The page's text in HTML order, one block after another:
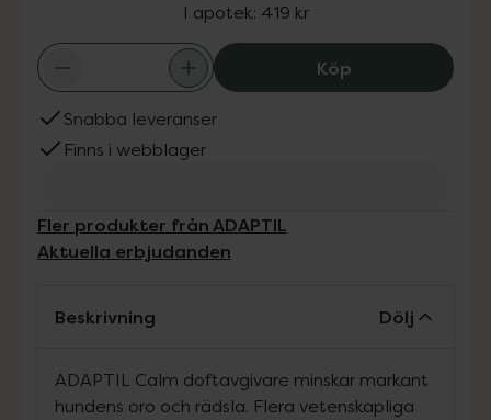
I apotek: 419 kr
KöpADAPTIL Calm
Snabba leveranser
Finns i webblager
Fler produkter från ADAPTIL
Aktuella erbjudanden
Beskrivning Dölj
ADAPTIL Calm doftavgivare minskar markant
hundens oro och rädsla. Flera vetenskapliga